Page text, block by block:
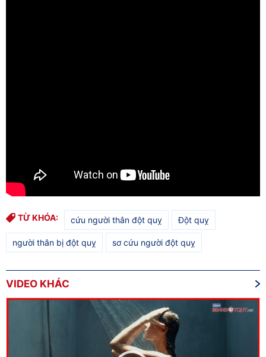
TỪ KHÓA: cứu người thân đột quỵ Đột quỵ
người thân bị đột quỵ sơ cứu người đột quỵ
VIDEO KHÁC